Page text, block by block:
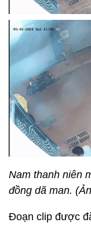
Nam thanh niên
đồng dã man.
Đoạn clip được